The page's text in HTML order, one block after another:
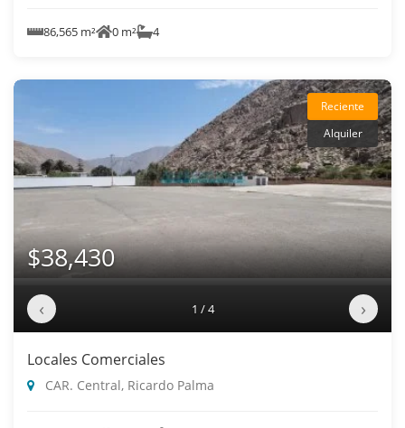
86,565 m² 0 m² 4
Reciente
Alquiler
$38,430
‹ 1 / 4 ›
Locales Comerciales
CAR. Central, Ricardo Palma